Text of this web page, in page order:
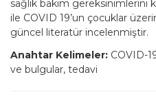
sağlık bakım gereksinimlerini
ile COVID 19’un çocuklar
güncel literatür incelenmiştir.
Anahtar Kelimeler: COVID-
ve bulgular, tedavi